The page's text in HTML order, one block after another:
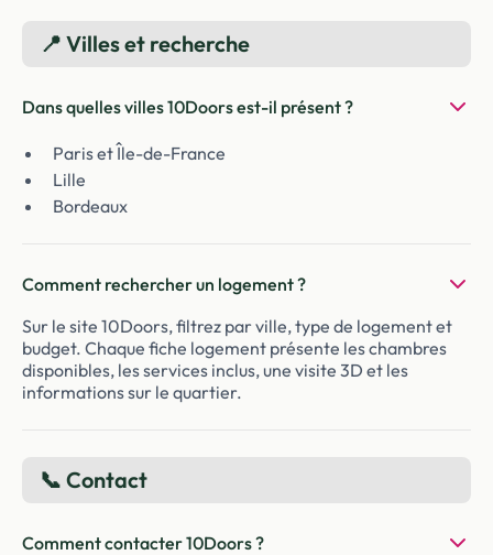
📍 Villes et recherche
Dans quelles villes 10Doors est-il présent ?
Paris et Île-de-France
Lille
Bordeaux
Comment rechercher un logement ?
Sur le site 10Doors, filtrez par ville, type de logement et
budget. Chaque fiche logement présente les chambres
disponibles, les services inclus, une visite 3D et les
informations sur le quartier.
📞 Contact
Comment contacter 10Doors ?